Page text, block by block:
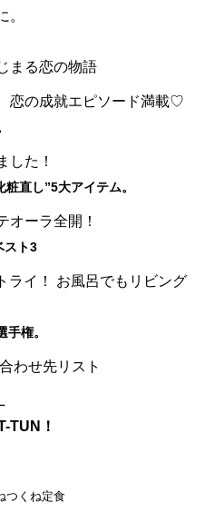
。
まる恋の物語
恋の成就エピソード満載♡
した！
直し”5大アイテム。
オーラ全開！
スト3
ライ！ お風呂でもリビング
権。
わせ先リスト
TUN！
つくね定食